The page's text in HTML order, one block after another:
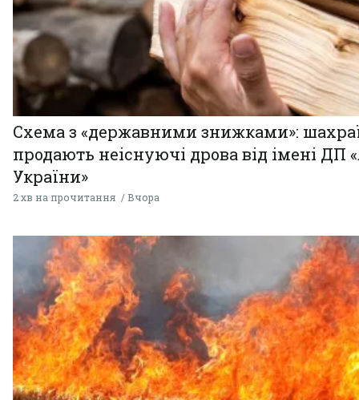
Схема з «державними знижками»:
продають неіснуючі дрова від імені ДП
України»
2 хв на прочитання Вчора